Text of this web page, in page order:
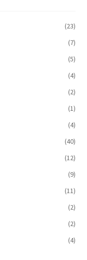
(23)
(7)
(5)
(4)
(2)
(1)
(4)
(40)
(12)
(9)
(11)
(2)
(2)
(4)